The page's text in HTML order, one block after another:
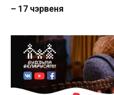
– 17 чэрвеня